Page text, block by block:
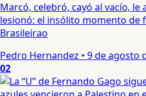
Marcó, celebró, cayó al vacío, le
lesionó: el insólito momento de
Brasileirao
Pedro Hernandez • 9 de agosto
02